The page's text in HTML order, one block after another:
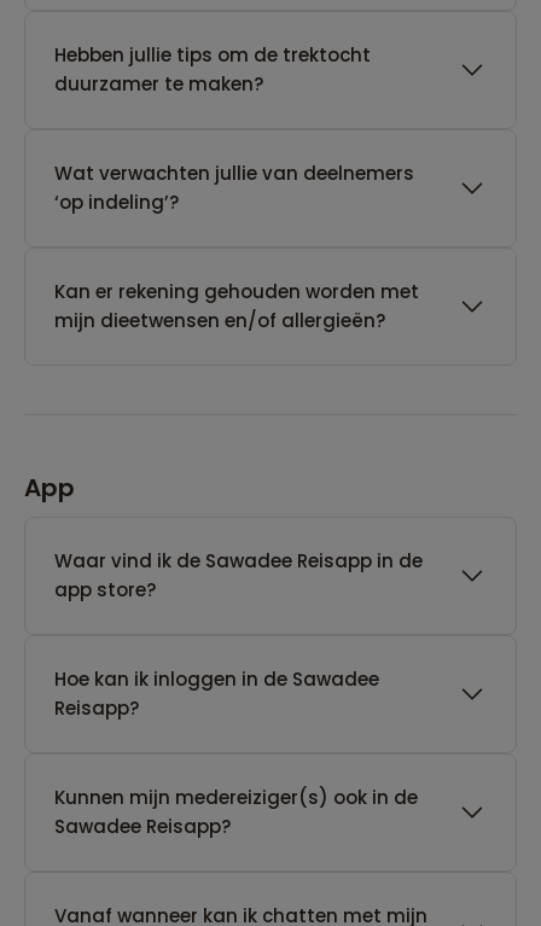
Hebben jullie tips om de trektocht
duurzamer te maken?
Wat verwachten jullie van deelnemers
‘op indeling’?
Kan er rekening gehouden worden met
mijn dieetwensen en/of allergieën?
App
Waar vind ik de Sawadee Reisapp in de
app store?
Hoe kan ik inloggen in de Sawadee
Reisapp?
Kunnen mijn medereiziger(s) ook in de
Sawadee Reisapp?
Vanaf wanneer kan ik chatten met mijn